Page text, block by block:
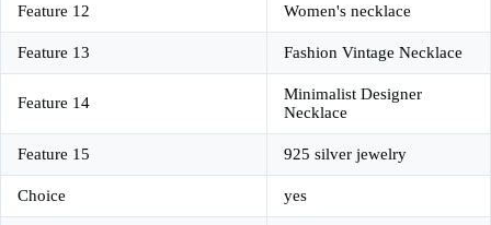
Feature 12 Women's necklace
Feature 13 Fashion Vintage Necklace
Feature 14
Minimalist Designer
Necklace
Feature 15 925 silver jewelry
Choice yes